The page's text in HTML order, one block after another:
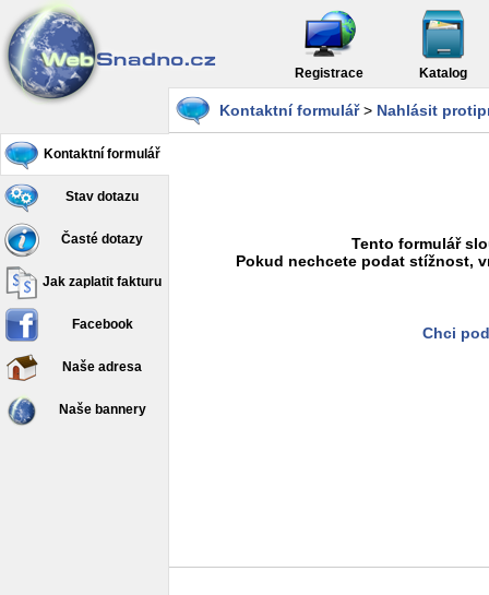
Registrace Katalog
Kontaktní formulář
Stav dotazu
Časté dotazy
Jak zaplatit fakturu
Facebook
Naše adresa
Naše bannery
Kontaktní formulář> Nahlásit
Tento formulář
Pokud nechcete podat stížnost,
Chci